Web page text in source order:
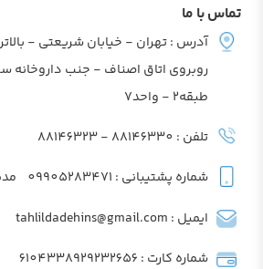
تماس با ما
آدرس : تهران - خیابان شریعتی -
طبقه2 - واحد7
تلفن : 88146330 - 88146323
شماره پشتیبانی : 09905283471
ایمیل : tahlildadehins@gmail.com
شماره کارت : 6104338929232656